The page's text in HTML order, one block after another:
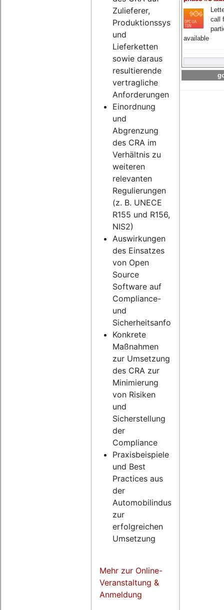
call
available
Zulieferer,
Produktionssysteme
und
Lieferketten
sowie daraus
resultierende
vertragliche
Anforderungen
Einordnung
und
Abgrenzung
des CRA im
Verhältnis zu
weiteren
relevanten
Regulierungen
(z. B. UNECE
R155 und R156,
NIS2)
Auswirkungen
des Einsatzes
von Open
Source
Software auf
Compliance-
und
Sicherheitsanforderungen
Konkrete
Maßnahmen
zur Umsetzung
des CRA zur
Minimierung
von Risiken
und
Sicherstellung
der
Compliance
Praxisbeispiele
und Best
Practices aus
der
Automobilindustrie
zur
erfolgreichen
Umsetzung
Mehr zur Online-
Veranstaltung &
Anmeldung